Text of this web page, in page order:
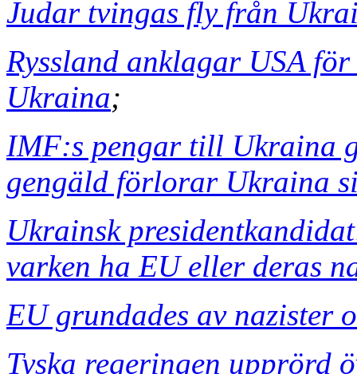
Judar tvingas fly från
Ryssland anklagar USA
Ukraina;
IMF:s pengar till Ukraina
gengäld förlorar Ukraina
Ukrainsk
varken ha EU eller deras
EU grundades av nazister
Tyska regeringen upprörd